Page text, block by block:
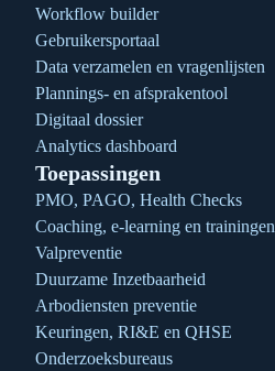
Workflow builder
Gebruikersportaal
Data verzamelen en vragenlijsten
Plannings- en afsprakentool
Digitaal dossier
Analytics dashboard
Toepassingen
PMO, PAGO, Health Checks
Coaching, e-learning en trainingen
Valpreventie
Duurzame Inzetbaarheid
Arbodiensten preventie
Keuringen, RI&E en QHSE
Onderzoeksbureaus